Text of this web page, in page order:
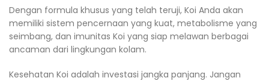
Dengan formula khusus yang telah teruji, Koi Anda akan
memiliki sistem pencernaan yang kuat, metabolisme yang
seimbang, dan imunitas Koi yang siap melawan berbagai
ancaman dari lingkungan kolam.
Kesehatan Koi adalah investasi jangka panjang. Jangan